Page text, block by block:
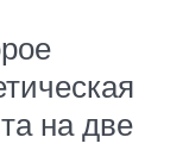
на две